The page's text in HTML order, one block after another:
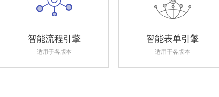
智能流程引擎
适用于各版本
智能表单引擎
适用于各版本